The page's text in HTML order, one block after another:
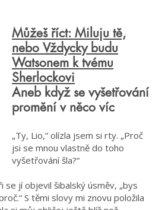
Můžeš říct: Miluju tě,
nebo Vždycky budu
Watsonem k tvému
Sherlockovi
Aneb když se vyšetřování
promění v něco víc
„Ty, Lio,“ olízla jsem si rty. „Proč
jsi se mnou vlastně do toho
vyšetřování šla?“
se jí objevil šibalský úsměv, „bys
S těmi slovy mi znovu položila